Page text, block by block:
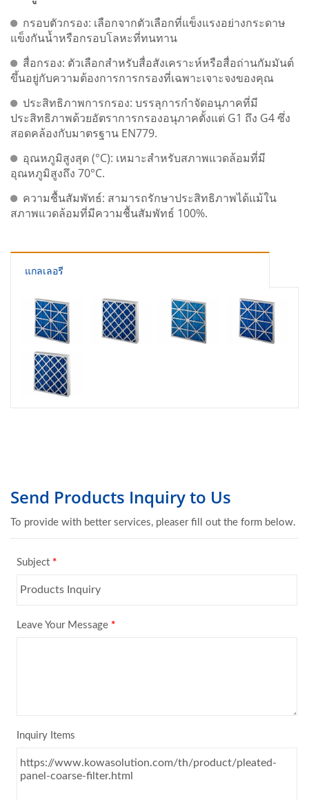
กรอบตัวกรอง: เลือกจากตัวเลือกที่แข็งแรงอย่างกระดาษ
แข็งกันน้ำหรือกรอบโลหะที่ทนทาน
สื่อกรอง: ตัวเลือกสำหรับสื่อสังเคราะห์หรือสื่อถ่านกัมมันต์
ขึ้นอยู่กับความต้องการการกรองที่เฉพาะเจาะจงของคุณ
ประสิทธิภาพการกรอง: บรรลุการกำจัดอนุภาคที่มี
ประสิทธิภาพด้วยอัตราการกรองอนุภาคตั้งแต่ G1 ถึง G4 ซึ่ง
สอดคล้องกับมาตรฐาน EN779.
อุณหภูมิสูงสุด (°C): เหมาะสำหรับสภาพแวดล้อมที่มี
อุณหภูมิสูงถึง 70°C.
ความชื้นสัมพัทธ์: สามารถรักษาประสิทธิภาพได้แม้ใน
สภาพแวดล้อมที่มีความชื้นสัมพัทธ์ 100%.
แกลเลอรี